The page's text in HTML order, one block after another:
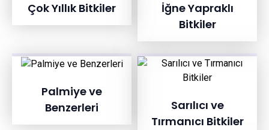
Çok Yıllık Bitkiler
İğne Yapraklı
Bitkiler
Palmiye ve
Benzerleri
Sarılıcı ve
Tırmanıcı Bitkiler